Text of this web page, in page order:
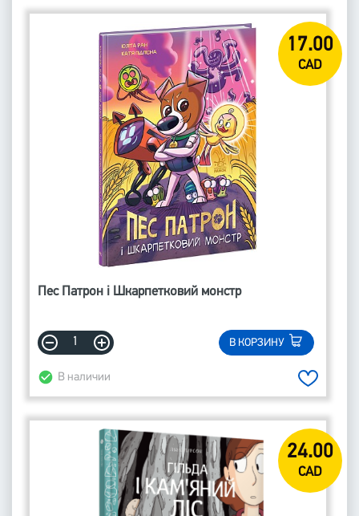
17.00
CAD
Пес Патрон і Шкарпетковий монстр
В КОРЗИНУ
В наличии
24.00
CAD